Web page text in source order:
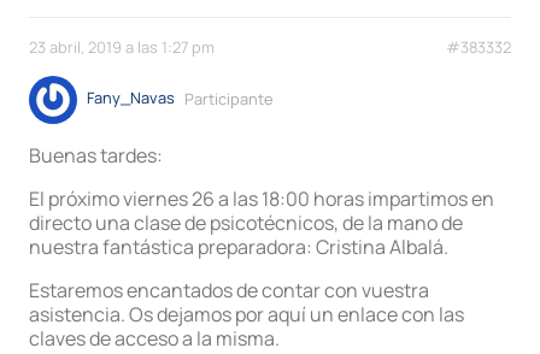
23 abril, 2019 a las 1:27 pm #383332
Fany_Navas Participante
Buenas tardes:
El próximo viernes 26 a las 18:00 horas impartimos en
directo una clase de psicotécnicos, de la mano de
nuestra fantástica preparadora: Cristina Albalá.
Estaremos encantados de contar con vuestra
asistencia. Os dejamos por aquí un enlace con las
claves de acceso a la misma.